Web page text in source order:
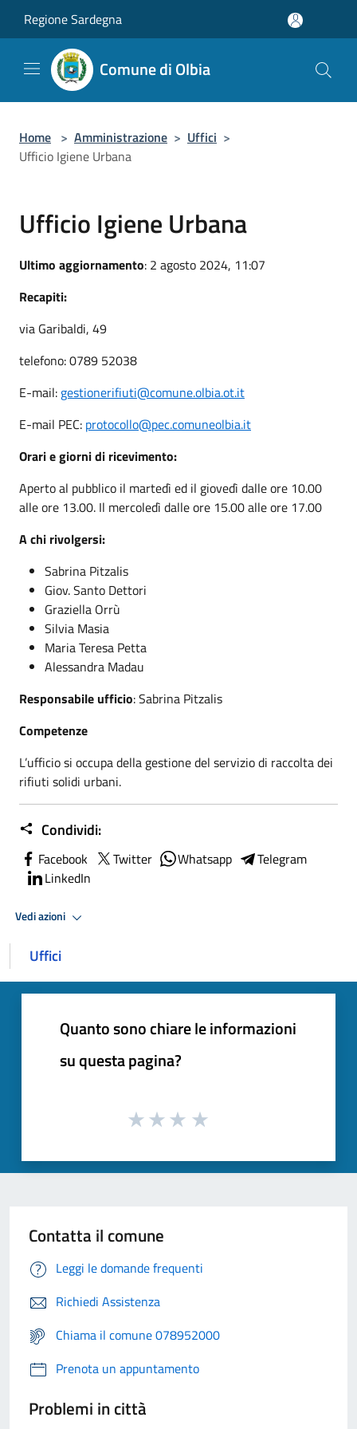
Regione Sardegna
Comune di Olbia
Home > Amministrazione > Uffici >
Ufficio Igiene Urbana
Ufficio Igiene Urbana
Ultimo aggiornamento: 2 agosto 2024, 11:07
Recapiti:
via Garibaldi, 49
telefono: 0789 52038
E-mail: gestionerifiuti@comune.olbia.ot.it
E-mail PEC: protocollo@pec.comuneolbia.it
Orari e giorni di ricevimento:
Aperto al pubblico il martedì ed il giovedì dalle ore 10.00
alle ore 13.00. Il mercoledì dalle ore 15.00 alle ore 17.00
A chi rivolgersi:
Sabrina Pitzalis
Giov. Santo Dettori
Graziella Orrù
Silvia Masia
Maria Teresa Petta
Alessandra Madau
Responsabile ufficio: Sabrina Pitzalis
Competenze
L’ufficio si occupa della gestione del servizio di raccolta dei
rifiuti solidi urbani.
Condividi:
Facebook Twitter Whatsapp
Telegram
LinkedIn
Vedi azioni
Uffici
Quanto sono chiare le informazioni
su questa pagina?
Contatta il comune
Leggi le domande frequenti
Richiedi Assistenza
Chiama il comune 078952000
Prenota un appuntamento
Problemi in città